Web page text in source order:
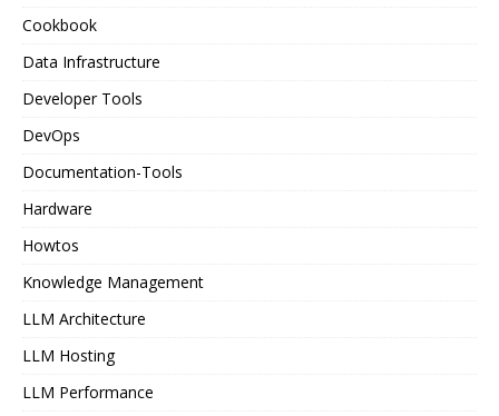
Cookbook
Data Infrastructure
Developer Tools
DevOps
Documentation-Tools
Hardware
Howtos
Knowledge Management
LLM Architecture
LLM Hosting
LLM Performance